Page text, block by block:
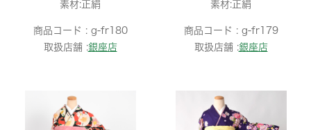
素材:正絹
商品コード : g-fr180
取扱店舗 :銀座店
素材:正絹
商品コード : g-fr179
取扱店舗 :銀座店